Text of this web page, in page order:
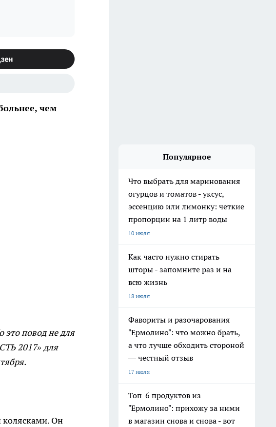
чем
это повод не для
2017» для
Он
Популярное
Что выбрать для маринования
огурцов и томатов - уксус,
эссенцию или лимонку: четкие
пропорции на 1 литр воды
10 июля
Как часто нужно стирать
шторы - запомните раз и на
всю жизнь
18 июля
Фавориты и разочарования
"Ермолино": что можно брать,
а что лучше обходить стороной
— честный отзыв
17 июля
Топ-6 продуктов из
"Ермолино": прихожу за ними
в магазин снова и снова - вот